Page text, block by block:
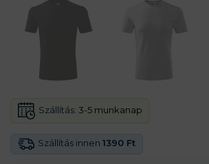
Szállítás innen 1390 Ft
Szállítás: 3-5 munkanap